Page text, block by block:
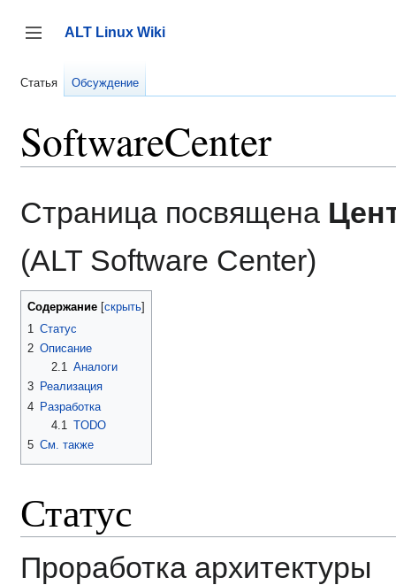
содержанию
Переключить боковую панель
ALT Linux Wiki
Статья Обсуждение
SoftwareCenter
Страница посвящена
(ALT Software Center)
Содержание
1 Статус
2 Описание
2.1 Аналоги
3 Реализация
4 Разработка
4.1 TODO
5 См. также
Статус
Проработка архитектуры